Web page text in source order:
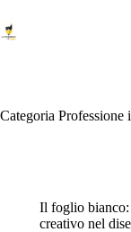
al
contenuto
Categoria Professione
Il foglio bianco:
creativo nel